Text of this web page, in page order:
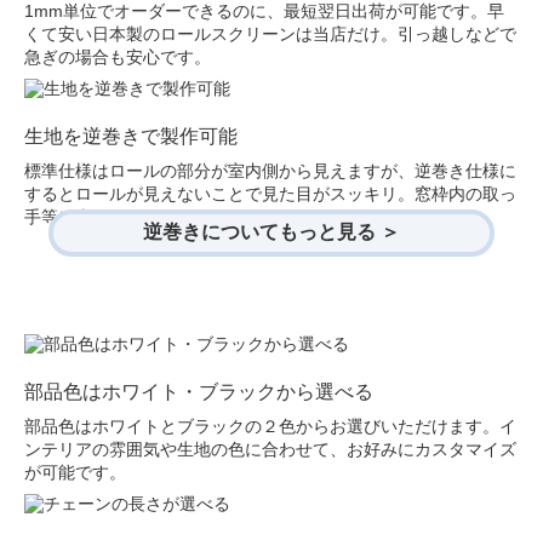
1mm単位でオーダーできるのに、最短翌日出荷が可能です。早
くて安い日本製のロールスクリーンは当店だけ。引っ越しなどで
急ぎの場合も安心です。
生地を逆巻きで製作可能
標準仕様はロールの部分が室内側から見えますが、逆巻き仕様に
するとロールが見えないことで見た目がスッキリ。窓枠内の取っ
手等に当たらないなどのメリットもあります。
逆巻きについてもっと見る ＞
部品色はホワイト・ブラックから選べる
部品色はホワイトとブラックの２色からお選びいただけます。イ
ンテリアの雰囲気や生地の色に合わせて、お好みにカスタマイズ
が可能です。